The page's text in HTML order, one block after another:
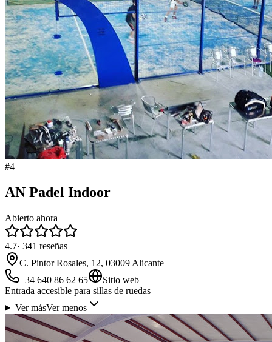
#4
AN Padel Indoor
Abierto ahora
4.7· 341 reseñas
C. Pintor Rosales, 12, 03009 Alicante
+34 640 86 62 65
Sitio web
Entrada accesible para sillas de ruedas
Ver másVer menos